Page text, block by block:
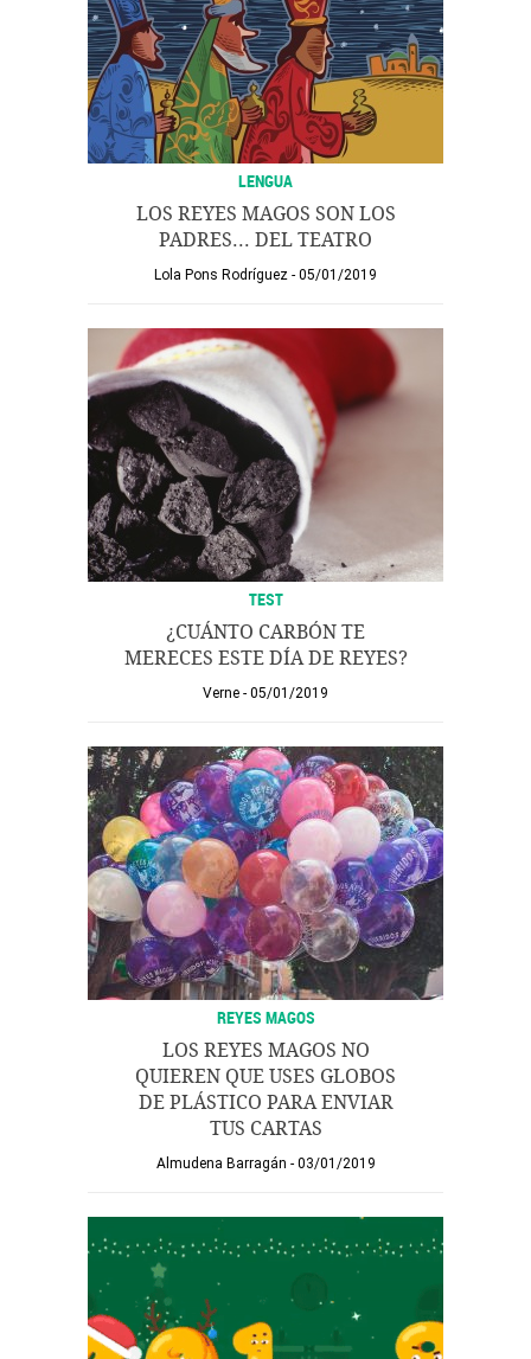
LENGUA
LOS REYES MAGOS SON LOS
PADRES... DEL TEATRO
Lola Pons Rodríguez 05/01/2019
TEST
¿CUÁNTO CARBÓN TE
MERECES ESTE DÍA DE REYES?
Verne 05/01/2019
REYES MAGOS
LOS REYES MAGOS NO
QUIEREN QUE USES GLOBOS
DE PLÁSTICO PARA ENVIAR
TUS CARTAS
Almudena Barragán 03/01/2019